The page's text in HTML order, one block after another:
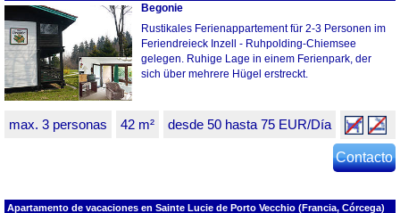
Begonie
Rustikales Ferienappartement für 2-3 Personen im
Feriendreieck Inzell - Ruhpolding-Chiemsee
gelegen. Ruhige Lage in einem Ferienpark, der
sich über mehrere Hügel erstreckt.
max. 3 personas 42 m² desde 50 hasta 75 EUR/Día
Contacto
Apartamento de vacaciones en Sainte Lucie de Porto Vecchio (Francia, Córcega)